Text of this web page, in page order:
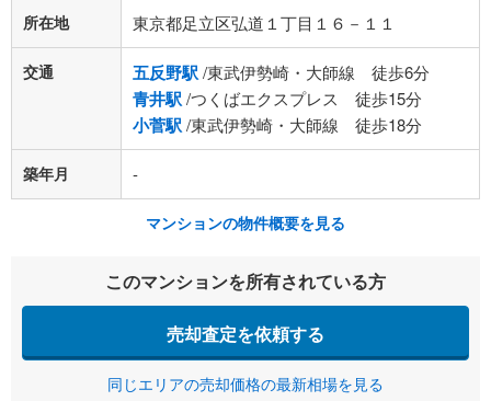
所在地 東京都足立区弘道１丁目１６－１１
交通 五反野駅/東武伊勢崎・大師線 徒歩6分
青井駅/つくばエクスプレス 徒歩15分
小菅駅/東武伊勢崎・大師線 徒歩18分
築年月 -
マンションの物件概要を見る
このマンションを所有されている方
売却査定を依頼する
同じエリアの売却価格の最新相場を見る